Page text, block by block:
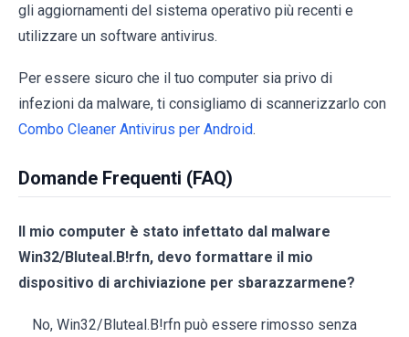
gli aggiornamenti del sistema operativo più recenti e
utilizzare un software antivirus.
Per essere sicuro che il tuo computer sia privo di
infezioni da malware, ti consigliamo di scannerizzarlo con
Combo Cleaner Antivirus per Android.
Domande Frequenti (FAQ)
Il mio computer è stato infettato dal malware
Win32/Bluteal.B!rfn, devo formattare il mio
dispositivo di archiviazione per sbarazzarmene?
No, Win32/Bluteal.B!rfn può essere rimosso senza